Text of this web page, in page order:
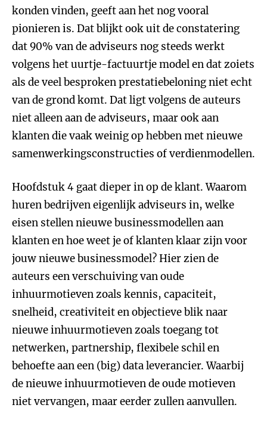
konden vinden, geeft aan het nog vooral
pionieren is. Dat blijkt ook uit de constatering
dat 90% van de adviseurs nog steeds werkt
volgens het uurtje-factuurtje model en dat zoiets
als de veel besproken prestatiebeloning niet echt
van de grond komt. Dat ligt volgens de auteurs
niet alleen aan de adviseurs, maar ook aan
klanten die vaak weinig op hebben met nieuwe
samenwerkingsconstructies of verdienmodellen.
Hoofdstuk 4 gaat dieper in op de klant. Waarom
huren bedrijven eigenlijk adviseurs in, welke
eisen stellen nieuwe businessmodellen aan
klanten en hoe weet je of klanten klaar zijn voor
jouw nieuwe businessmodel? Hier zien de
auteurs een verschuiving van oude
inhuurmotieven zoals kennis, capaciteit,
snelheid, creativiteit en objectieve blik naar
nieuwe inhuurmotieven zoals toegang tot
netwerken, partnership, flexibele schil en
behoefte aan een (big) data leverancier. Waarbij
de nieuwe inhuurmotieven de oude motieven
niet vervangen, maar eerder zullen aanvullen.